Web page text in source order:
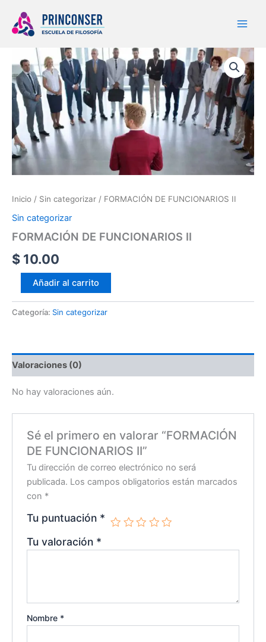
contenido
Inicio / Sin categorizar / FORMACIÓN DE FUNCIONARIOS II
Sin categorizar
FORMACIÓN DE FUNCIONARIOS II
$ 10.00
FORMACIÓN
DE
FUNCIONARIOS
II
cantidad
Añadir al carrito
Categoría: Sin categorizar
Valoraciones (0)
No hay valoraciones aún.
Sé el primero en valorar “FORMACIÓN
DE FUNCIONARIOS II”
Tu dirección de correo electrónico no será
publicada. Los campos obligatorios están marcados
con *
Tu puntuación *
Tu valoración *
Nombre *